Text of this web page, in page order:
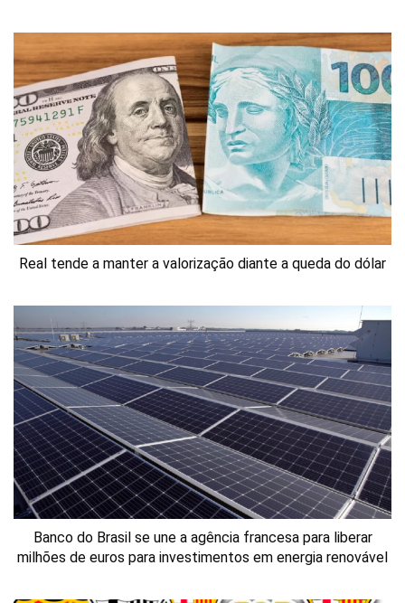
Real tende a manter a valorização diante a queda do dólar
Banco do Brasil se une a agência francesa para liberar
milhões de euros para investimentos em energia renovável